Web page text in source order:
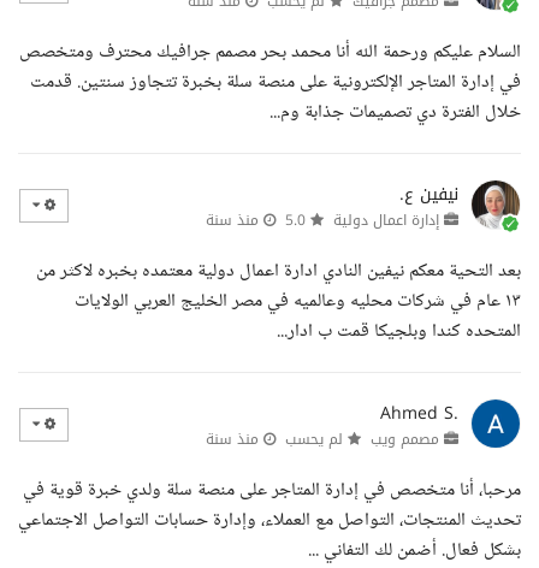
السلام عليكم ورحمة الله أنا محمد بحر مصمم جرافيك محترف ومتخصص
في إدارة المتاجر الإلكترونية على منصة سلة بخبرة تتجاوز سنتين. قدمت
خلال الفترة دي تصميمات جذابة وم...
نيفين ع.
إدارة اعمال دولية منذ سنة
بعد التحية معكم نيفين النادي ادارة اعمال دولية معتمده بخبره لاكثر من
١٣ عام في شركات محليه وعالميه في مصر الخليج العربي الولايات
المتحده كندا وبلجيكا قمت ب ادار...
Ahmed S.
مصمم ويب لم يحسب منذ سنة
مرحبا، أنا متخصص في إدارة المتاجر على منصة سلة ولدي خبرة قوية في
تحديث المنتجات، التواصل مع العملاء، وإدارة حسابات التواصل الاجتماعي
بشكل فعال. أضمن لك التفاني ...